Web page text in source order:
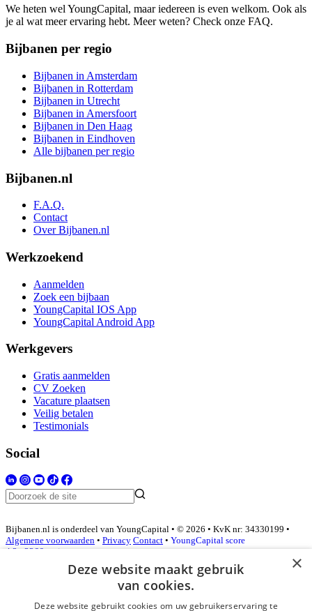
We heten wel YoungCapital, maar iedereen is even welkom. Ook als
je al wat meer ervaring hebt. Meer weten? Check onze FAQ.
Bijbanen per regio
Bijbanen in Amsterdam
Bijbanen in Rotterdam
Bijbanen in Utrecht
Bijbanen in Amersfoort
Bijbanen in Den Haag
Bijbanen in Eindhoven
Alle bijbanen per regio
Bijbanen.nl
F.A.Q.
Contact
Over Bijbanen.nl
Werkzoekend
Aanmelden
Zoek een bijbaan
YoungCapital IOS App
YoungCapital Android App
Werkgevers
Gratis aanmelden
CV Zoeken
Vacature plaatsen
Veilig betalen
Testimonials
Social
Bijbanen.nl is onderdeel van YoungCapital • © 2026 • KvK nr: 34330199 •
Algemene voorwaarden • Privacy Contact • YoungCapital score
4.3 - 3366 reviews
Inloggen als bedrijf
×
Deze website maakt gebruik
van cookies.
Deze website gebruikt cookies om uw gebruikerservaring te